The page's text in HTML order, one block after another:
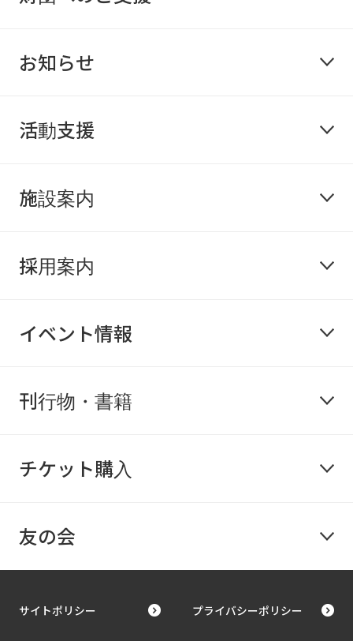
お知らせ
活動支援
施設案内
採用案内
イベント情報
刊行物・書籍
チケット購入
友の会
サイトポリシー プライバシーポリシー